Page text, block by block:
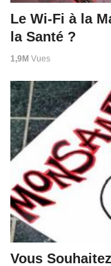
Le Wi-Fi à la
la Santé ?
1,9M Vues
Vous